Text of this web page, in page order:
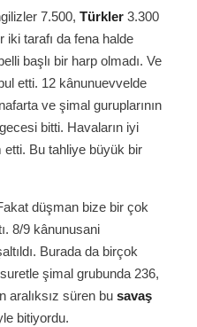
7.500, Türkler 3.300
tarafı da fena halde
başlı bir harp olmadı. Ve
etti. 12 kânunuevvelde
ve şimal guruplarının
bitti. Havaların iyi
Bu tahliye büyük bir
düşman bize bir çok
8/9 kânunusani
Burada da birçok
şimal grubunda 236,
aralıksız süren bu savaş
bitiyordu.